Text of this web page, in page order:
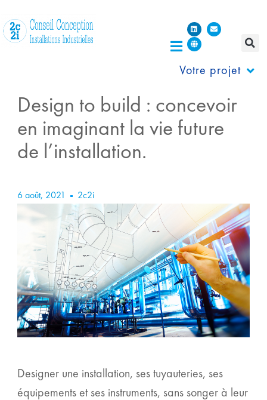
Votre projet
Design to build : concevoir
en imaginant la vie future
de l’installation.
6 août, 2021 2c2i
Designer une installation, ses tuyauteries, ses
équipements et ses instruments, sans songer à leur